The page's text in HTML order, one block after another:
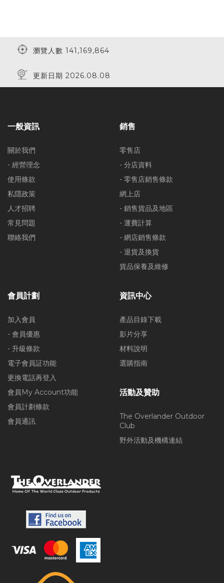
瀏覽人數 141,169,864
更新日期 2026.08.08
一般資訊
關於我們
- 經營理念
使用條款
私隱政策
人才招聘
常見問題
聯絡我們
銷售
零售店
- 分店資料
- 零售店銷售條款
網上店
- 銷售貨品及地區
- 運費計算
- 網店銷售條款
- 退貨及換貨
貨品保養及維修
會員計劃
加入會員
- 會員優惠
- 升級條款
電子會員証功能
更換電話再登入
會員My Account功能
會員計劃條款
會員通訊
資訊中心
產品目錄下載
影片分享
材料說明
選購指南
活動及贊助
The Overlander Outdoor
Club
野外活動及機構連結